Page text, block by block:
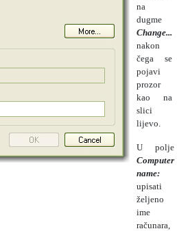
na
dugme
Change...
nakon
čega se
pojavi
prozor
kao na
slici
lijevo.
U polje
Computer
name:
upisati
željeno
ime
računara,